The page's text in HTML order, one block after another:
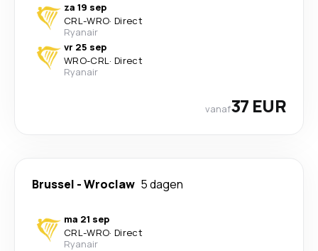
za 19 sep
CRL-WRO· Direct
Ryanair
vr 25 sep
WRO-CRL· Direct
Ryanair
vanaf37 EUR
Brussel -Wroclaw 5 dagen
ma 21 sep
CRL-WRO· Direct
Ryanair